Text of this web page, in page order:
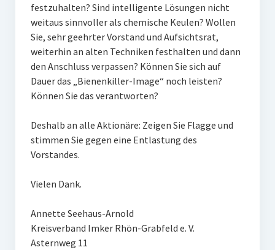
festzuhalten? Sind intelligente Lösungen nicht
weitaus sinnvoller als chemische Keulen? Wollen
Sie, sehr geehrter Vorstand und Aufsichtsrat,
weiterhin an alten Techniken festhalten und dann
den Anschluss verpassen? Können Sie sich auf
Dauer das „Bienenkiller-Image“ noch leisten?
Können Sie das verantworten?
Deshalb an alle Aktionäre: Zeigen Sie Flagge und
stimmen Sie gegen eine Entlastung des
Vorstandes.
Vielen Dank.
Annette Seehaus-Arnold
Kreisverband Imker Rhön-Grabfeld e. V.
Asternweg 11